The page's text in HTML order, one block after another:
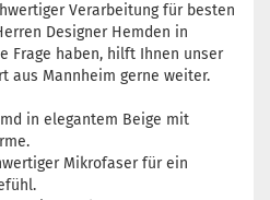
Verarbeitung für besten
Designer Hemden in
Frage haben, hilft Ihnen unser
aus Mannheim gerne weiter.
in elegantem Beige mit
Mikrofaser für ein